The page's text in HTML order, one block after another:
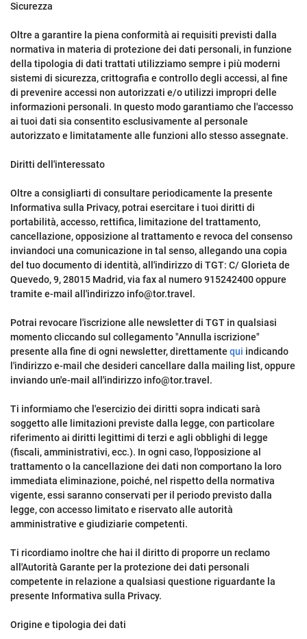
Sicurezza
Oltre a garantire la piena conformità ai requisiti previsti dalla
normativa in materia di protezione dei dati personali, in funzione
della tipologia di dati trattati utilizziamo sempre i più moderni
sistemi di sicurezza, crittografia e controllo degli accessi, al fine
di prevenire accessi non autorizzati e/o utilizzi impropri delle
informazioni personali. In questo modo garantiamo che l'accesso
ai tuoi dati sia consentito esclusivamente al personale
autorizzato e limitatamente alle funzioni allo stesso assegnate.
Diritti dell'interessato
Oltre a consigliarti di consultare periodicamente la presente
Informativa sulla Privacy, potrai esercitare i tuoi diritti di
portabilità, accesso, rettifica, limitazione del trattamento,
cancellazione, opposizione al trattamento e revoca del consenso
inviandoci una comunicazione in tal senso, allegando una copia
del tuo documento di identità, all'indirizzo di TGT: C/ Glorieta de
Quevedo, 9, 28015 Madrid, via fax al numero 915242400 oppure
tramite e-mail all'indirizzo info@tor.travel.
Potrai revocare l'iscrizione alle newsletter di TGT in qualsiasi
momento cliccando sul collegamento "Annulla iscrizione"
presente alla fine di ogni newsletter, direttamente qui indicando
l'indirizzo e-mail che desideri cancellare dalla mailing list, oppure
inviando un'e-mail all'indirizzo info@tor.travel.
Ti informiamo che l'esercizio dei diritti sopra indicati sarà
soggetto alle limitazioni previste dalla legge, con particolare
riferimento ai diritti legittimi di terzi e agli obblighi di legge
(fiscali, amministrativi, ecc.). In ogni caso, l'opposizione al
trattamento o la cancellazione dei dati non comportano la loro
immediata eliminazione, poiché, nel rispetto della normativa
vigente, essi saranno conservati per il periodo previsto dalla
legge, con accesso limitato e riservato alle autorità
amministrative e giudiziarie competenti.
Ti ricordiamo inoltre che hai il diritto di proporre un reclamo
all'Autorità Garante per la protezione dei dati personali
competente in relazione a qualsiasi questione riguardante la
presente Informativa sulla Privacy.
Origine e tipologia dei dati